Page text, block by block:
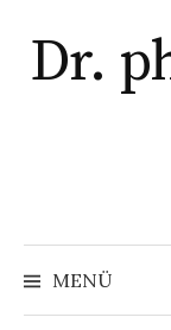
Inhalt
überspringen
Dr.
MENÜ